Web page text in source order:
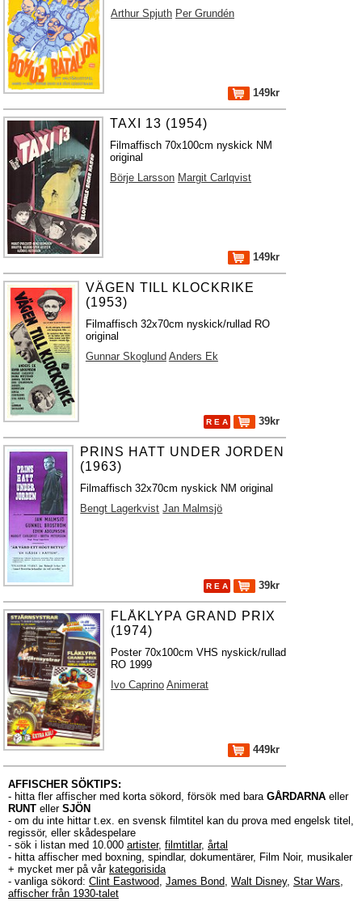
Arthur Spjuth Per Grundén
149kr
TAXI 13 (1954)
Filmaffisch 70x100cm nyskick NM
original
Börje Larsson Margit Carlqvist
149kr
VÄGEN TILL KLOCKRIKE
(1953)
Filmaffisch 32x70cm nyskick/rullad RO
original
Gunnar Skoglund Anders Ek
R E A 39kr
PRINS HATT UNDER JORDEN
(1963)
Filmaffisch 32x70cm nyskick NM original
Bengt Lagerkvist Jan Malmsjö
R E A 39kr
FLÅKLYPA GRAND PRIX
(1974)
Poster 70x100cm VHS nyskick/rullad
RO 1999
Ivo Caprino Animerat
449kr
AFFISCHER SÖKTIPS:
- hitta fler affischer med korta sökord, försök med bara GÅRDARNA eller
RUNT eller SJÖN
- om du inte hittar t.ex. en svensk filmtitel kan du prova med engelsk titel,
regissör, eller skådespelare
- sök i listan med 10.000 artister, filmtitlar, årtal
- hitta affischer med boxning, spindlar, dokumentärer, Film Noir, musikaler
+ mycket mer på vår kategorisida
- vanliga sökord: Clint Eastwood, James Bond, Walt Disney, Star Wars,
affischer från 1930-talet